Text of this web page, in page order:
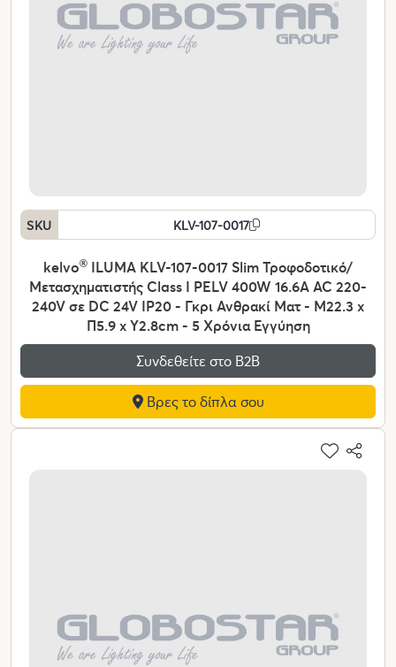
SKU KLV-107-0017
kelvo® ILUMA KLV-107-0017 Slim Τροφοδοτικό/
Μετασχηματιστής Class I PELV 400W 16.6A AC 220-
240V σε DC 24V IP20 - Γκρι Ανθρακί Ματ - Μ22.3 x
Π5.9 x Υ2.8cm - 5 Χρόνια Εγγύηση
Συνδεθείτε στο Β2Β
Βρες το δίπλα σου